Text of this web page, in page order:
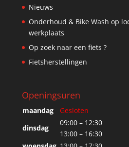
Nieuws
Onderhoud & Bike Wash op
werkplaats
Op zoek naar een fiets ?
Fietsherstellingen
Openingsuren
maandag
Gesloten
dinsdag
09:00 – 12:30
13:00 – 16:30